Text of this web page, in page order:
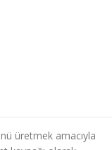
üretmek amacıyla